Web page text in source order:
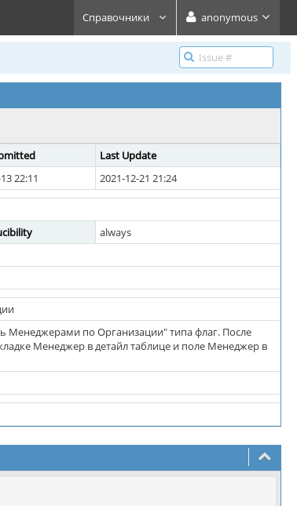
Справочники anonymous
Last Update
22:11 2021-12-21 21:24
always
Менеджерами по Организации" типа флаг. После
Менеджер в детайл таблице и поле Менеджер в